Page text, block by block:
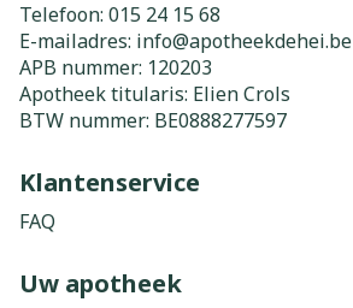
Telefoon: 015 24 15 68
E-mailadres: info@apotheekdehei.be
APB nummer: 120203
Apotheek titularis: Elien Crols
BTW nummer: BE0888277597
Klantenservice
FAQ
Uw apotheek